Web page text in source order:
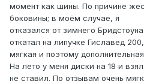
момент как шины. По причине
боковины; в моём случае, я
отказался от зимнего
откатал на липучке Гиславед
мягкая и поэтому
На лето у меня диски на 18 и
не ставил. По отзывам очень